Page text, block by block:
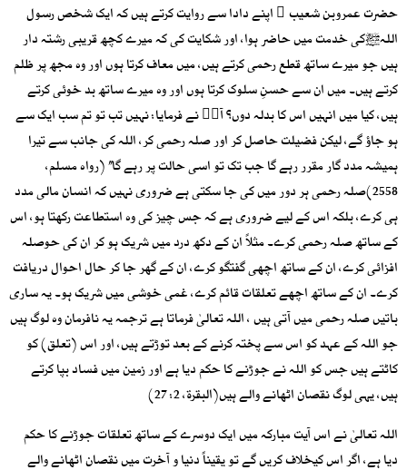
حضرت عمروبن شعیب ؒ اپنے دادا سے روایت کرتے ہیں کہ ایک شخص رسول
اللہﷺکی خدمت میں حاضر ہوا، اور شکایت کی کہ میرے کچھ قریبی رشتہ دار
ہیں جو میرے ساتھ قطع رحمی کرتے ہیں، میں معاف کرتا ہوں اور وہ مجھ پر ظلم
کرتے ہیں۔ میں ان سے حسنِ سلوک کرتا ہوں اور وہ میرے ساتھ بد خوئی کرتے
ہیں، کیا میں انہیں اس کا بدلہ دوں؟ آپؐ نے فرمایا: نہیں تب تو تم سب ایک سے
ہو جاؤ گے، لیکن فضیلت حاصل کر اور صلہ رحمی کر، اللہ کی جانب سے تیرا
ہمیشہ مدد گار مقرر رہے گا جب تک تو اسی حالت پر رہے گا’’ (رواہ مسلم،
2558)صلہ رحمی ہر دور میں کی جا سکتی ہے ضروری نہیں کہ انسان مالی مدد
ہی کرے، بلکہ اس کے لیے ضروری ہے کہ جس چیز کی وہ استطاعت رکھتا ہو، اس
کے ساتھ صلہ رحمی کرے۔ مثلاً ان کے دکھ درد میں شریک ہو کر ان کی حوصلہ
افزائی کرے، ان کے ساتھ اچھی گفتگو کرے، ان کے گھر جا کر حال احوال دریافت
کرے۔ ان کے ساتھ اچھے تعلقات قائم کرے، غمی خوشی میں شریک ہو۔ یہ ساری
باتیں صلہ رحمی میں آتی ہیں ، اللہ تعالیٰ فرماتا ہے ترجمہ یہ نافرمان وہ لوگ ہیں
جو اللہ کے عہد کو اس سے پختہ کرنے کے بعد توڑتے ہیں، اور اس (تعلق) کو
کاٹتے ہیں جس کو اللہ نے جوڑنے کا حکم دیا ہے اور زمین میں فساد بپا کرتے
ہیں، یہی لوگ نقصان اٹھانے والے ہیں(البقرۃ، 2: 27)
اللہ تعالیٰ نے اس آیت مبارکہ میں ایک دوسرے کے ساتھ تعلقات جوڑنے کا حکم
دیا ہے، اگر اس کیخلاف کریں گے تو یقیناً دنیا و آخرت میں نقصان اٹھانے والے